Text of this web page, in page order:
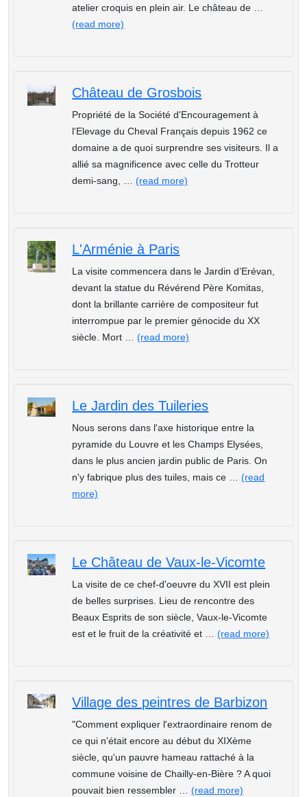
atelier croquis en plein air. Le château de …
(read more)
Château de Grosbois
Propriété de la Société d'Encouragement à
l'Elevage du Cheval Français depuis 1962 ce
domaine a de quoi surprendre ses visiteurs. Il a
allié sa magnificence avec celle du Trotteur
demi-sang, …(read more)
L'Arménie à Paris
La visite commencera dans le Jardin d’Erévan,
devant la statue du Révérend Père Komitas,
dont la brillante carrière de compositeur fut
interrompue par le premier génocide du XX
siècle. Mort …(read more)
Le Jardin des Tuileries
Nous serons dans l'axe historique entre la
pyramide du Louvre et les Champs Elysées,
dans le plus ancien jardin public de Paris. On
n'y fabrique plus des tuiles, mais ce …(read
more)
Le Château de Vaux-le-Vicomte
La visite de ce chef-d'oeuvre du XVII est plein
de belles surprises. Lieu de rencontre des
Beaux Esprits de son siècle, Vaux-le-Vicomte
est et le fruit de la créativité et …(read more)
Village des peintres de Barbizon
"Comment expliquer l'extraordinaire renom de
ce qui n'était encore au début du XIXème
siècle, qu'un pauvre hameau rattaché à la
commune voisine de Chailly-en-Bière ? A quoi
pouvait bien ressembler …(read more)